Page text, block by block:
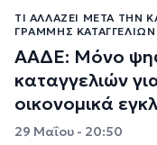
ΤΙ ΑΛΛΆΖΕΙ ΜΕΤΆ ΤΗΝ
ΓΡΑΜΜΉΣ ΚΑΤΑΓΓΕΛΙΏΝ
ΑΑΔΕ: Μόνο
καταγγελιών
οικονομικά
29 Μαΐου - 20:50